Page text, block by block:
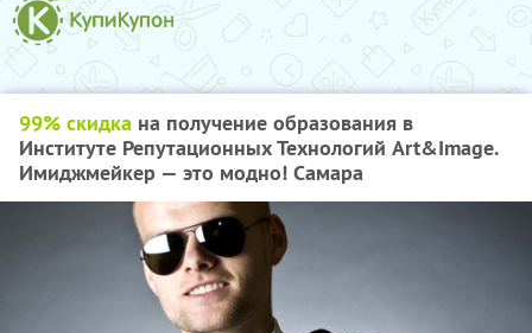
99% скидка на получение образования в
Институте Репутационных Технологий Art&Image.
Имиджмейкер — это модно! Самара